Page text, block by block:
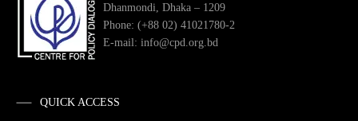
Dhanmondi, Dhaka – 1209
Phone: (+88 02) 41021780-2
E-mail: info@cpd.org.bd
QUICK ACCESS